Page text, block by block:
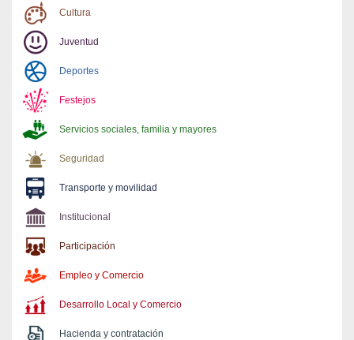
Cultura
Juventud
Deportes
Festejos
Servicios sociales, familia y mayores
Seguridad
Transporte y movilidad
Institucional
Participación
Empleo y Comercio
Desarrollo Local y Comercio
Hacienda y contratación